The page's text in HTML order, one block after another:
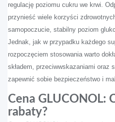
regulację poziomu cukru we krwi.
przynieść wiele korzyści
samopoczucie, stabilny poziom
Jednak, jak w przypadku każdego
rozpoczęciem stosowania warto
składem, przeciwwskazaniami oraz
zapewnić sobie bezpieczeństwo i
Cena GLUCONOL:
rabaty?